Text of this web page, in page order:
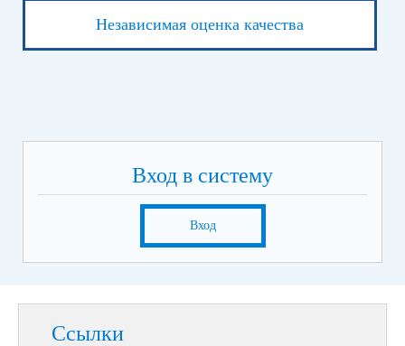
Независимая оценка качества
Вход в систему
Вход
Ссылки